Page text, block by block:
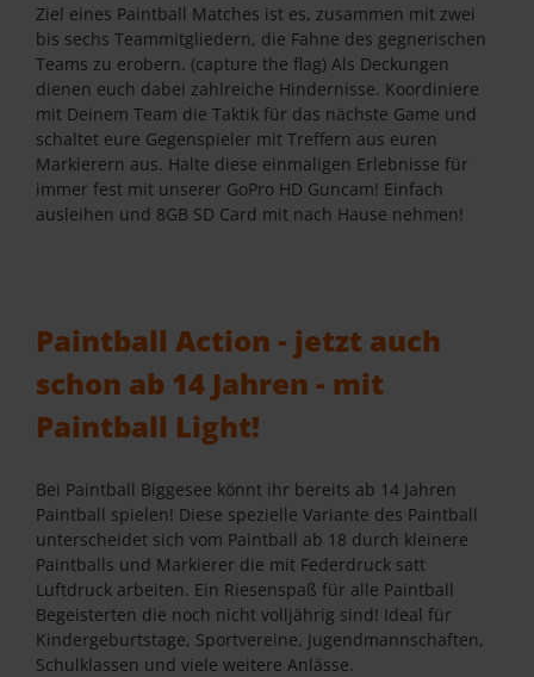
Ziel eines Paintball Matches ist es, zusammen mit zwei
bis sechs Teammitgliedern, die Fahne des gegnerischen
Teams zu erobern. (capture the flag) Als Deckungen
dienen euch dabei zahlreiche Hindernisse. Koordiniere
mit Deinem Team die Taktik für das nächste Game und
schaltet eure Gegenspieler mit Treffern aus euren
Markierern aus. Halte diese einmaligen Erlebnisse für
immer fest mit unserer GoPro HD Guncam! Einfach
ausleihen und 8GB SD Card mit nach Hause nehmen!
Paintball Action - jetzt auch
schon ab 14 Jahren - mit
Paintball Light!
Bei Paintball Biggesee könnt ihr bereits ab 14 Jahren
Paintball spielen! Diese spezielle Variante des Paintball
unterscheidet sich vom Paintball ab 18 durch kleinere
Paintballs und Markierer die mit Federdruck satt
Luftdruck arbeiten. Ein Riesenspaß für alle Paintball
Begeisterten die noch nicht volljährig sind! Ideal für
Kindergeburtstage, Sportvereine, Jugendmannschaften,
Schulklassen und viele weitere Anlässe.